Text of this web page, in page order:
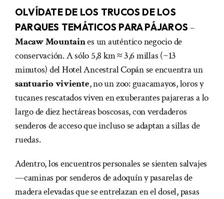
OLVÍDATE DE LOS TRUCOS DE LOS
PARQUES TEMÁTICOS PARA PÁJAROS –
Macaw Mountaines un auténtico negocio de
conservación. A sólo 5,8 km ≈ 3,6 millas (~13
minutos) del Hotel Ancestral Copán se encuentra un
santuario viviente, no un zoo: guacamayos, loros y
tucanes rescatados viven en exuberantes pajareras a lo
largo de diez hectáreas boscosas, con verdaderos
senderos de acceso que incluso se adaptan a sillas de
ruedas.
Adentro, los encuentros personales se sienten salvajes
—caminas por senderos de adoquín y pasarelas de
madera elevadas que se entrelazan en el dosel, pasas